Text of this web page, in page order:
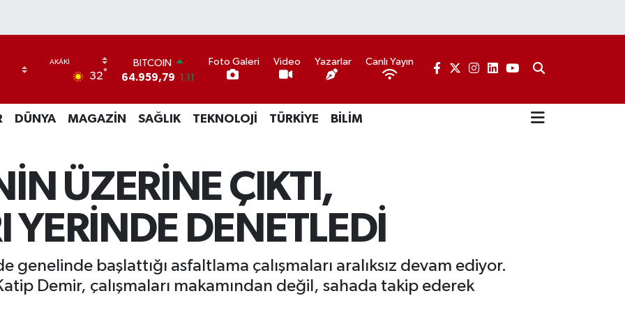
32°
BITCOIN
64.959,79 1.11
47,7436 0.18
EURO
64,4811
GRAM ALTIN
6660.55
0.03
13.779
-14
Foto Galeri Video Yazarlar Canlı Yayın
DÜNYA MAGAZİN SAĞLIK TEKNOLOJİ TÜRKİYE BİLİM
ÜZERİNE ÇIKTI,
DENETLEDİ
genelinde başlattığı asfaltlama çalışmaları aralıksız devam ediyor.
Demir, çalışmaları makamından değil, sahada takip ederek